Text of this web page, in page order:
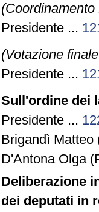
Presidente ...
(Votazione
Presidente ...
Sull'ordine dei
Presidente ...
Brigandì
D'Antona Olga
Deliberazione
dei deputati in